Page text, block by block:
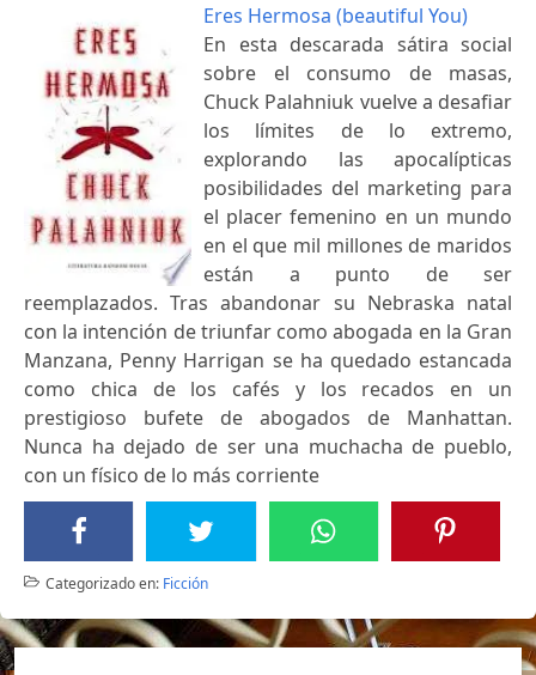
Eres Hermosa (beautiful You)
En esta descarada sátira social
sobre el consumo de masas,
Chuck Palahniuk vuelve a desafiar
los límites de lo extremo,
explorando las apocalípticas
posibilidades del marketing para
el placer femenino en un mundo
en el que mil millones de maridos
están a punto de ser
reemplazados. Tras abandonar su Nebraska natal
con la intención de triunfar como abogada en la Gran
Manzana, Penny Harrigan se ha quedado estancada
como chica de los cafés y los recados en un
prestigioso bufete de abogados de Manhattan.
Nunca ha dejado de ser una muchacha de pueblo,
con un físico de lo más corriente
Categorizado en: Ficción